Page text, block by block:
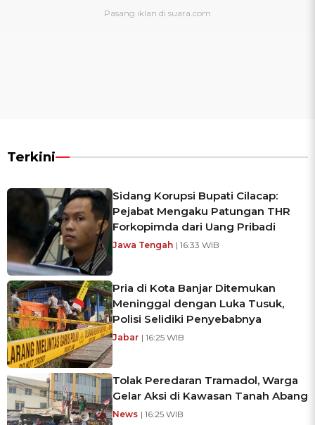
Terkini
Sidang Korupsi Bupati Cilacap:
Pejabat Mengaku Patungan THR
Forkopimda dari Uang Pribadi
Jawa Tengah | 16:33 WIB
Pria di Kota Banjar Ditemukan
Meninggal dengan Luka Tusuk,
Polisi Selidiki Penyebabnya
Jabar | 16:25 WIB
Tolak Peredaran Tramadol, Warga
Gelar Aksi di Kawasan Tanah Abang
News | 16:25 WIB